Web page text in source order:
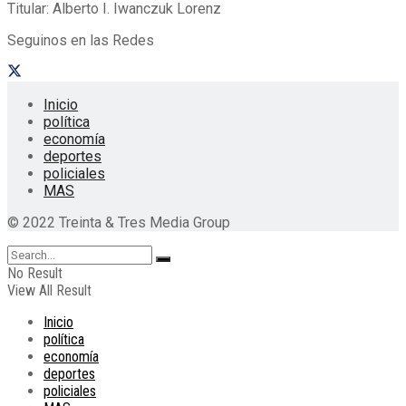
Titular: Alberto I. Iwanczuk Lorenz
Seguinos en las Redes
Inicio
política
economía
deportes
policiales
MAS
© 2022 Treinta & Tres Media Group
No Result
View All Result
Inicio
política
economía
deportes
policiales